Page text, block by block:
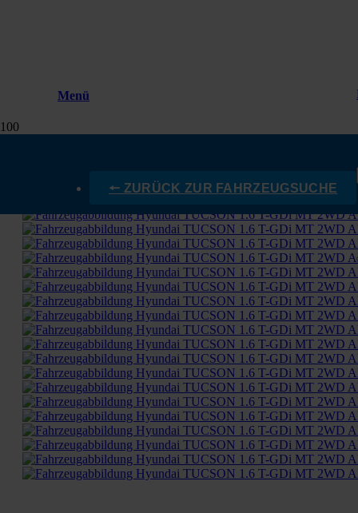
Menü
🠔 ZURÜCK ZUR FAHRZEUGSUCHE